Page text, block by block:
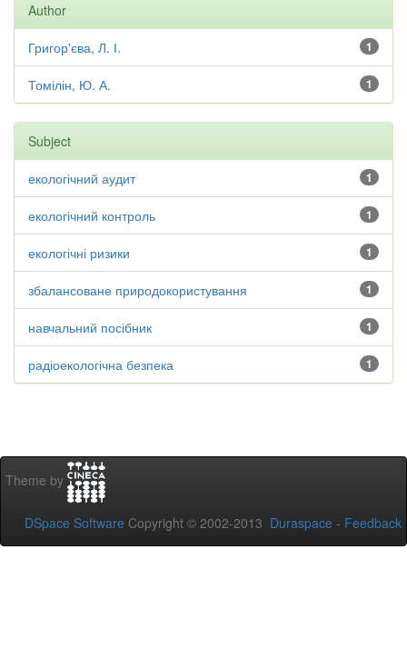
Author
1
Григор'єва, Л. І.
1
Томілін, Ю. А.
Subject
1
екологічний аудит
1
екологічний контроль
1
екологічні ризики
1
збалансоване природокористування
1
навчальний посібник
1
радіоекологічна безпека
Theme by
DSpace Software Copyright © 2002-2013 Duraspace - Feedback